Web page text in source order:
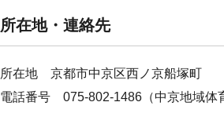
所在地・連絡先
所在地 京都市中京区西ノ京船塚町
電話番号 075-802-1486（中京地域体